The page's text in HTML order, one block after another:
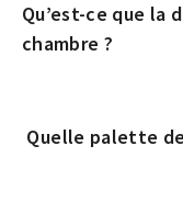
Qu’est-ce que la
chambre ?
Quelle palette